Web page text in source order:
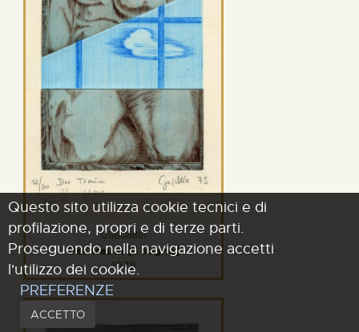
GSB08881
Der traum [Il sogno]
1979
Questo sito utilizza cookie tecnici e di
profilazione, propri e di terze parti.
Proseguendo nella navigazione accetti
l'utilizzo dei cookie.
PREFERENZE
ACCETTO